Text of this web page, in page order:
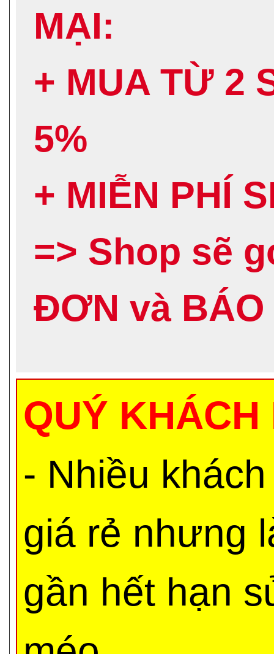
MẠI:
+ MUA TỪ 2
5%
+ MIỄN PHÍ
=> Shop sẽ
ĐƠN và BÁO
QUÝ
- Nhiều
giá rẻ nhưng
gần hết hạn